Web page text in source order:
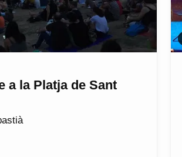
a la Platja de Sant